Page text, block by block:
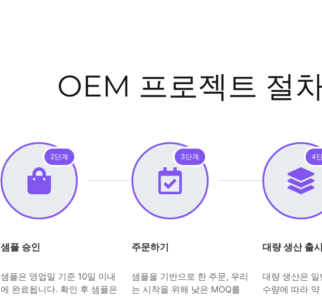
OEM 프로젝트 절
2단계
샘플 승인
샘플은 영업일 기준 10일 이내
에 완료됩니다. 확인 후 샘플은
3단계
주문하기
샘플을 기반으로 한 주문, 우리
는 시작을 위해 낮은 MOQ를
4
대량 생산 출
대량 생산은
수량에 따라